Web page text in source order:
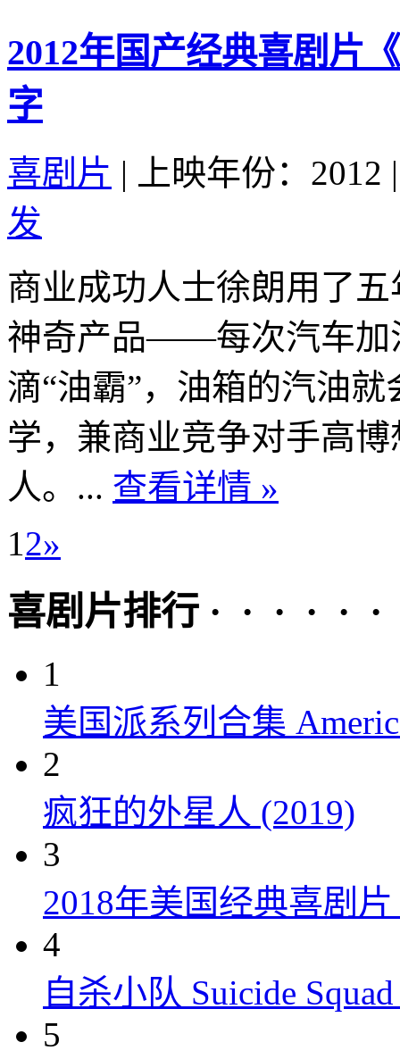
2012年国产经典喜剧片
字
喜剧片 | 上映年份：2012 |
发
商业成功人士徐朗用了
神奇产品——每次汽车加
滴“油霸”，油箱的汽油
学，兼商业竞争对手高
人。... 查看详情 »
1 2»
喜剧片排行 · · · · · ·
1
美国派系列合集
2
疯狂的外星人 (2019)
3
2018年美国经典喜剧
4
自杀小队 Suicide
5